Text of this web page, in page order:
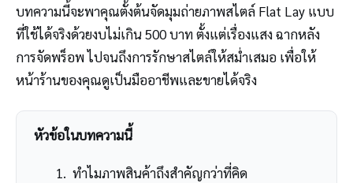
บทความนี้จะพาคุณตั้งต้นจัดมุมถ่ายภาพสไตล์ Flat Lay แบบ
ที่ใช้ได้จริงด้วยงบไม่เกิน 500 บาท ตั้งแต่เรื่องแสง ฉากหลัง
การจัดพร็อพ ไปจนถึงการรักษาสไตล์ให้สม่ำเสมอ เพื่อให้
หน้าร้านของคุณดูเป็นมืออาชีพและขายได้จริง
หัวข้อในบทความนี้
ทำไมภาพสินค้าถึงสำคัญกว่าที่คิด